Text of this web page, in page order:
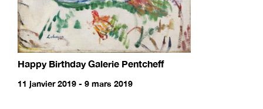
Happy Birthday Galerie Pentcheff
11 janvier 2019 - 9 mars 2019